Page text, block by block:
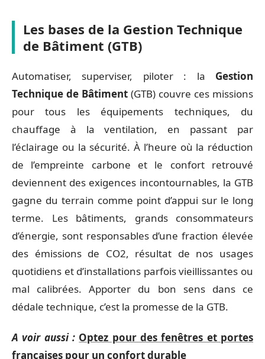
Les bases de la Gestion Technique
de Bâtiment (GTB)
Automatiser, superviser, piloter : la Gestion
Technique de Bâtiment (GTB) couvre ces missions
pour tous les équipements techniques, du
chauffage à la ventilation, en passant par
l’éclairage ou la sécurité. À l’heure où la réduction
de l’empreinte carbone et le confort retrouvé
deviennent des exigences incontournables, la GTB
gagne du terrain comme point d’appui sur le long
terme. Les bâtiments, grands consommateurs
d’énergie, sont responsables d’une fraction élevée
des émissions de CO2, résultat de nos usages
quotidiens et d’installations parfois vieillissantes ou
mal calibrées. Apporter du bon sens dans ce
dédale technique, c’est la promesse de la GTB.
A voir aussi : Optez pour des fenêtres et portes
françaises pour un confort durable